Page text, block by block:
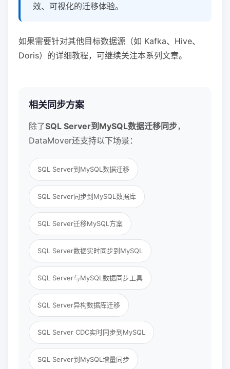
效、可视化的迁移体验。
如果需要针对其他目标数据源（如 Kafka、Hive、
Doris）的详细教程，可继续关注本系列文章。
相关同步方案
除了SQL Server到MySQL数据迁移同步，
DataMover还支持以下场景：
SQL Server到MySQL数据迁移
SQL Server同步到MySQL数据库
SQL Server迁移MySQL方案
SQL Server数据实时同步到MySQL
SQL Server与MySQL数据同步工具
SQL Server异构数据库迁移
SQL Server CDC实时同步到MySQL
SQL Server到MySQL增量同步